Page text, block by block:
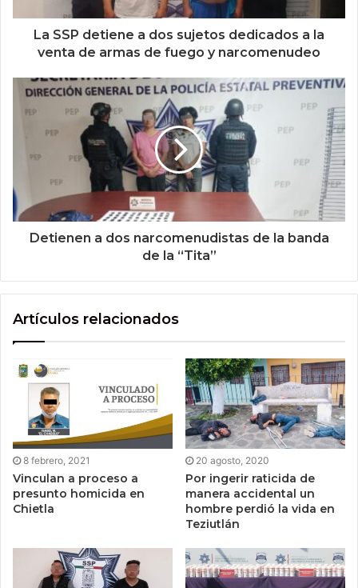
La SSP detiene a dos sujetos dedicados a la
venta de armas de fuego y narcomenudeo
Detienen a dos narcomenudistas de la banda
de la “Tita”
Artículos relacionados
8 febrero, 2021
Vinculan a proceso a
presunto homicida en
Chietla
20 agosto, 2020
Por ingerir raticida de
manera accidental un
hombre perdió la vida en
Teziutlán